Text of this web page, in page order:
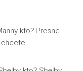
kto? Presne
chcete.